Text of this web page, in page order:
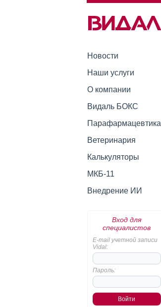
Новости
Наши услуги
О компании
Видаль БОКС
Парафармацевтика
Ветеринария
Калькуляторы
МКБ-11
Внедрение ИИ
Вход для
специалистов
E-mail учетной записи
Vidal:
Пароль: